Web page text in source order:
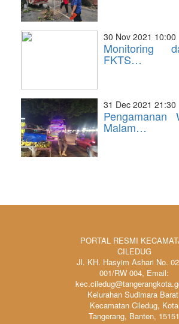
30 Nov 2021 10:00
Monitoring
FKTS…
31 Dec 2021 21:30
Pengamanan
Malam…
PORTAL RESMI
CILEDUG
Jl. KH. Hasyim Ashari No.
001/RW 004, Email:
Kelurahan Sudimara
Kecamatan Ciledug, Kota
Tangerang, Banten, 15151